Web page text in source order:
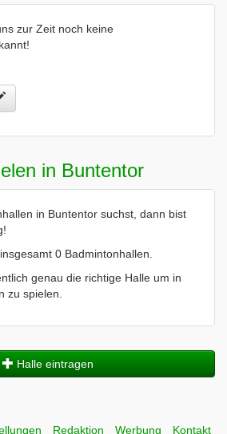
zur Zeit noch keine
in Buntentor
in Buntentor suchst, dann bist
0 Badmintonhallen.
genau die richtige Halle um in
zu spielen.
Halle eintragen
Redaktion Werbung Kontakt